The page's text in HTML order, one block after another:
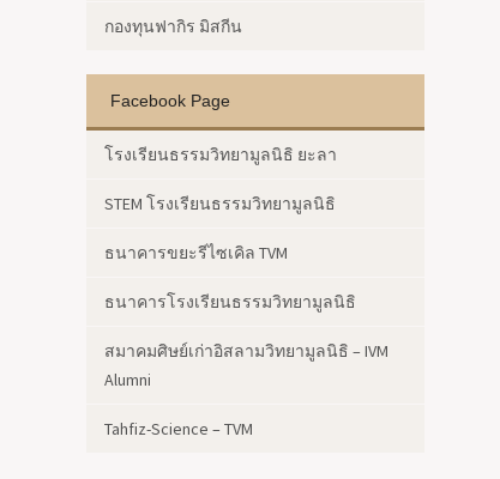
กองทุนฟากิร มิสกีน
Facebook Page
โรงเรียนธรรมวิทยามูลนิธิ ยะลา
STEM โรงเรียนธรรมวิทยามูลนิธิ
ธนาคารขยะรีไซเคิล TVM
ธนาคารโรงเรียนธรรมวิทยามูลนิธิ
สมาคมศิษย์เก่าอิสลามวิทยามูลนิธิ – IVM
Alumni
Tahfiz-Science – TVM